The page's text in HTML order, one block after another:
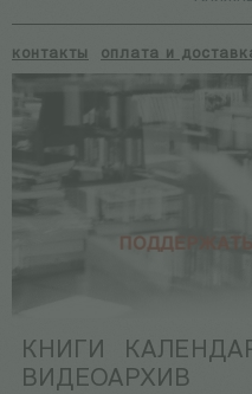
контакты оплата и
КНИГИ
ВИДЕОАРХИВ